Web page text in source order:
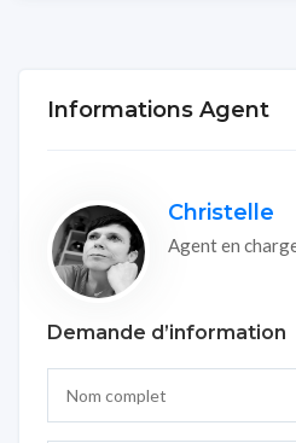
Informations Agent
Christelle
Agent en
Demande d’information